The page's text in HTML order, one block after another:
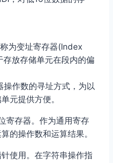
为变址寄存器(Index
放存储单元在段内的偏
操作数的寻址方式，为以
元提供方便。
寄存器。作为通用寄存
的操作数和运算结果。
使用。在字符串操作指